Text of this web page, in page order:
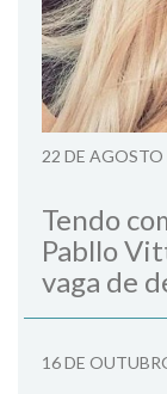
22 DE AGOSTO
Tendo
Pabllo
vaga de
16 DE